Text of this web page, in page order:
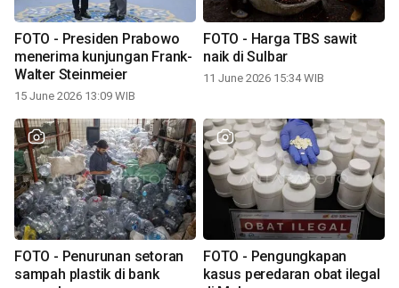
FOTO - Presiden Prabowo
menerima kunjungan Frank-
Walter Steinmeier
15 June 2026 13:09 WIB
FOTO - Harga TBS sawit
naik di Sulbar
11 June 2026 15:34 WIB
FOTO - Penurunan setoran
sampah plastik di bank
FOTO - Pengungkapan
kasus peredaran obat ilegal